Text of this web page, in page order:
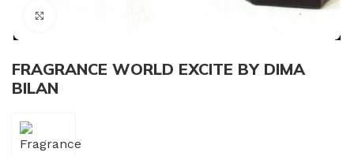
FRAGRANCE WORLD EXCITE BY DIMA
BILAN